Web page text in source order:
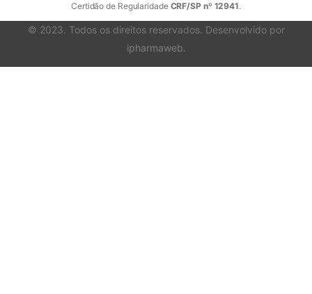
Certidão de Regularidade CRF/SP nº 12941.
© 2023. Todos os direitos reservados. Desenvolvido por
ipharmaweb.